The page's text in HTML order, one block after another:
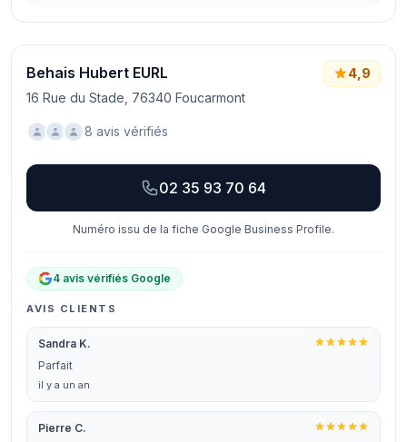
Behais Hubert EURL
16 Rue du Stade, 76340 Foucarmont
4,9
8 avis vérifiés
02 35 93 70 64
Numéro issu de la fiche Google Business Profile.
4 avis vérifiés Google
AVIS CLIENTS
Sandra K.
Parfait
il y a un an
Pierre C.